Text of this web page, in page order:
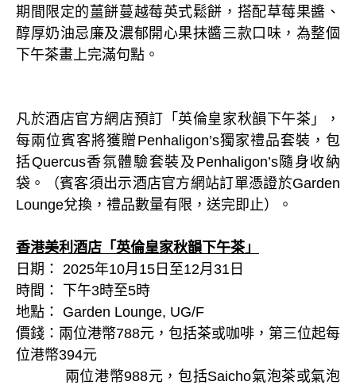
期間限定的薑餅蔓越莓英式鬆餅，搭配草莓果醬、
醇厚奶油忌廉及濃郁開心果抹醬三款口味，為整個
下午茶畫上完滿句點。
凡於酒店官方網店預訂「英倫皇家秋韻下午茶」，
每兩位賓客將獲贈Penhaligon’s獨家禮品套裝，包
括Quercus香氛體驗套裝及Penhaligon’s隨身收納
袋。（賓客須出示酒店官方網站訂單憑證於Garden
Lounge兌換，禮品數量有限，送完即止）。
香港美利酒店「英倫皇家秋韻下午茶」
日期： 2025年10月15日至12月31日
時間： 下午3時至5時
地點： Garden Lounge, UG/F
價錢：兩位港幣788元，包括茶或咖啡，第三位起每
位港幣394元
兩位港幣988元，包括Saicho氣泡茶或氣泡